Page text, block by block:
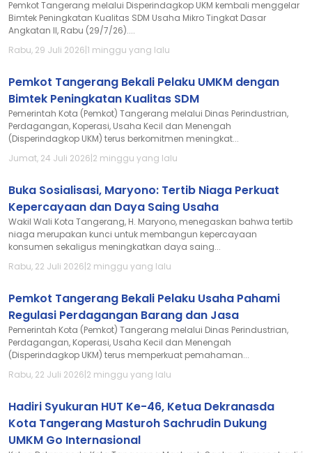
Pemkot Tangerang melalui Disperindagkop UKM kembali menggelar
Bimtek Peningkatan Kualitas SDM Usaha Mikro Tingkat Dasar
Angkatan II, Rabu (29/7/26)....
Rabu, 29 Juli 2026|1 minggu yang lalu
Pemkot Tangerang Bekali Pelaku UMKM dengan
Bimtek Peningkatan Kualitas SDM
Pemerintah Kota (Pemkot) Tangerang melalui Dinas Perindustrian,
Perdagangan, Koperasi, Usaha Kecil dan Menengah
(Disperindagkop UKM) terus berkomitmen meningkat...
Jumat, 24 Juli 2026|2 minggu yang lalu
Buka Sosialisasi, Maryono: Tertib Niaga Perkuat
Kepercayaan dan Daya Saing Usaha
Wakil Wali Kota Tangerang, H. Maryono, menegaskan bahwa tertib
niaga merupakan kunci untuk membangun kepercayaan
konsumen sekaligus meningkatkan daya saing...
Rabu, 22 Juli 2026|2 minggu yang lalu
Pemkot Tangerang Bekali Pelaku Usaha Pahami
Regulasi Perdagangan Barang dan Jasa
Pemerintah Kota (Pemkot) Tangerang melalui Dinas Perindustrian,
Perdagangan, Koperasi, Usaha Kecil dan Menengah
(Disperindagkop UKM) terus memperkuat pemahaman...
Rabu, 22 Juli 2026|2 minggu yang lalu
Hadiri Syukuran HUT Ke-46, Ketua Dekranasda
Kota Tangerang Masturoh Sachrudin Dukung
UMKM Go Internasional